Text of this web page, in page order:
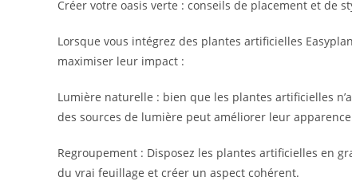
Créer votre oasis verte : conseils de placement et de
Lorsque vous intégrez des plantes artificielles
maximiser leur impact :
Lumière naturelle : bien que les plantes artificielles
des sources de lumière peut améliorer leur
Regroupement : Disposez les plantes artificielles en
du vrai feuillage et créer un aspect cohérent.